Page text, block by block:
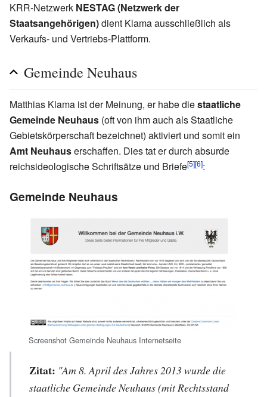
KRR-Netzwerk NESTAG (Netzwerk der
Staatsangehörigen)dient Klama ausschließlich als
Verkaufs- und Vertriebs-Plattform.
Gemeinde Neuhaus
Matthias Klama ist der Meinung, er habe diestaatliche
Gemeinde Neuhaus (oft von ihm auch als Staatliche
Gebietskörperschaft bezeichnet) aktiviert und somit ein
Amt Neuhauserschaffen. Dies tat er durch absurde
reichsideologische Schriftsätze und Briefe[5][6]:
Gemeinde Neuhaus
Screenshot Gemeinde Neuhaus Internetseite
Zitat: "Am 8. April des Jahres 2013 wurde die
staatliche Gemeinde Neuhaus (mit Rechtsstand